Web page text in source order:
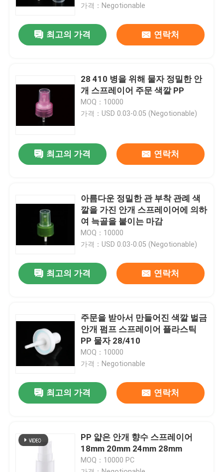
동영상
우리에 대하여
품질 관리
뉴스
경우
소형 방아쇠 스프레이어
가격：Negotionable
최고의 가격 연락처
28 410 병을 위해 물자 정밀한 안
개 스프레이어 주문 색깔 PP
MOQ：10000
가격：USD 0.03-0.05 (Negotionable)
최고의 가격 연락처
아름다운 정밀한 관 부착 관례 색
깔을 가진 안개 스프레이어에 의하
여 늑골을 붙이는 마감
MOQ：10000
가격：USD 0.03-0.05 (Negotionable)
최고의 가격 연락처
주문을 받아서 만들어진 색깔 벌금
안개 펌프 스프레이어 플라스틱
PP 물자 28/410
MOQ：10000
가격：Negotionable
최고의 가격 연락처
PP 얇은 안개 향수 스프레이어
18mm 20mm 24mm 28mm
MOQ：10000 PC